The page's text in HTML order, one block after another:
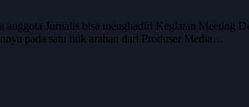
Jurnalis bisa menghadiri Kegiatan Meeting
pada satu titik arahan dari Produser Media…